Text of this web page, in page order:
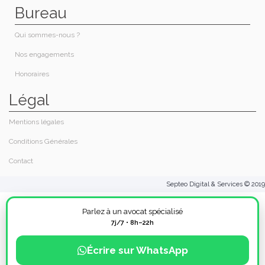
Parlez à un avocat spécialisé
7j/7 • 8h–22h
Écrire sur WhatsApp
Bureau
Qui sommes-nous ?
Nos engagements
Honoraires​
Légal
Contact
Mentions légales
Conditions Générales
Septeo Digital & Services © 2019